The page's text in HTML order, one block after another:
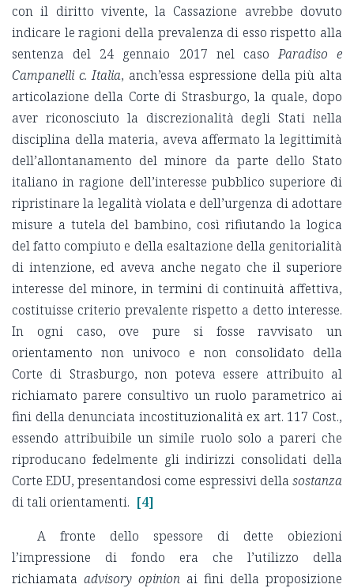
con il diritto vivente, la Cassazione avrebbe dovuto
indicare le ragioni della prevalenza di esso rispetto alla
sentenza del 24 gennaio 2017 nel casoParadiso e
Campanelli c. Italia, anch’essa espressione della più alta
articolazione della Corte di Strasburgo, la quale, dopo
aver riconosciuto la discrezionalità degli Stati nella
disciplina della materia, aveva affermato la legittimità
dell’allontanamento del minore da parte dello Stato
italiano in ragione dell’interesse pubblico superiore di
ripristinare la legalità violata e dell’urgenza di adottare
misure a tutela del bambino, così rifiutando la logica
del fatto compiuto e della esaltazione della genitorialità
di intenzione, ed aveva anche negato che il superiore
interesse del minore, in termini di continuità affettiva,
costituisse criterio prevalente rispetto a detto interesse.
In ogni caso, ove pure si fosse ravvisato un
orientamento non univoco e non consolidato della
Corte di Strasburgo, non poteva essere attribuito al
richiamato parere consultivo un ruolo parametrico ai
fini della denunciata incostituzionalità ex art. 117 Cost.,
essendo attribuibile un simile ruolo solo a pareri che
riproducano fedelmente gli indirizzi consolidati della
Corte EDU, presentandosi come espressivi della sostanza
di tali orientamenti. [4]
A fronte dello spessore di dette obiezioni
l’impressione di fondo era che l’utilizzo della
richiamata advisory opinion ai fini della proposizione